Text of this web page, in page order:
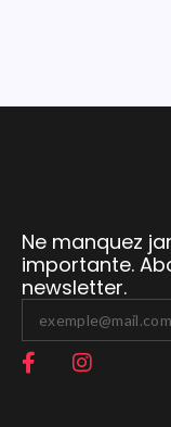
Ne manquez
importante.
newsletter.